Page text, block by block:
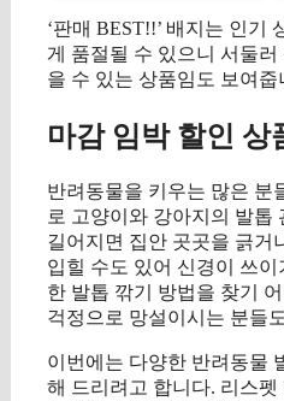
‘판매 BEST!!’ 배지는 인기
게 품절될 수 있으니 서둘
을 수 있는 상품임도 보여줍
마감 임박 할인 상
반려동물을 키우는 많은 분
로 고양이와 강아지의 발톱
길어지면 집안 곳곳을 긁거
입힐 수도 있어 신경이 쓰
한 발톱 깎기 방법을 찾기
걱정으로 망설이시는 분들
이번에는 다양한 반려동물
해 드리려고 합니다. 리스